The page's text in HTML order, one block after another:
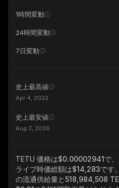
1時間変動
24時間変動
7日変動
史上最高値
Apr 4, 2022
史上最安値
Aug 2, 2026
TETU 価格は$0.00002941で
ライブ時価総額は$14,283です。
の流通供給量と518,984,508